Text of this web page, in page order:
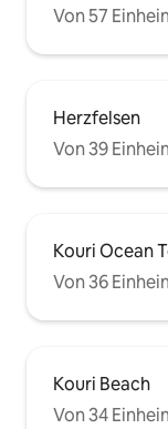
Von 57
Herzfelsen
Von 39
Kouri Ocean
Von 36
Kouri Beach
Von 34